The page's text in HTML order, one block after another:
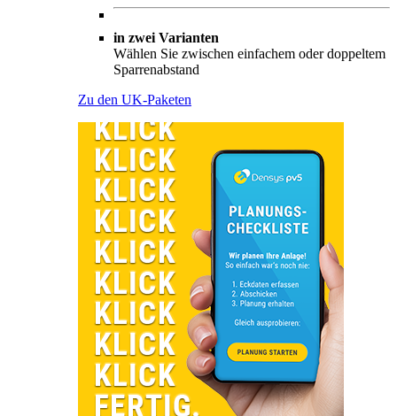
in zwei Varianten
Wählen Sie zwischen einfachem oder doppeltem
Sparrenabstand
Zu den UK-Paketen